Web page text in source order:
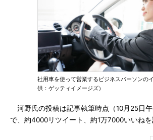
社用車を使って営業するビジネスパーソンの
供：ゲッティイメージズ）
河野氏の投稿は記事執筆時点（10月25日午
で、約4000リツイート、約1万7000いいねを